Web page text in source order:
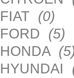
FIAT (0)
FORD (5)
HONDA
HYUNDAI